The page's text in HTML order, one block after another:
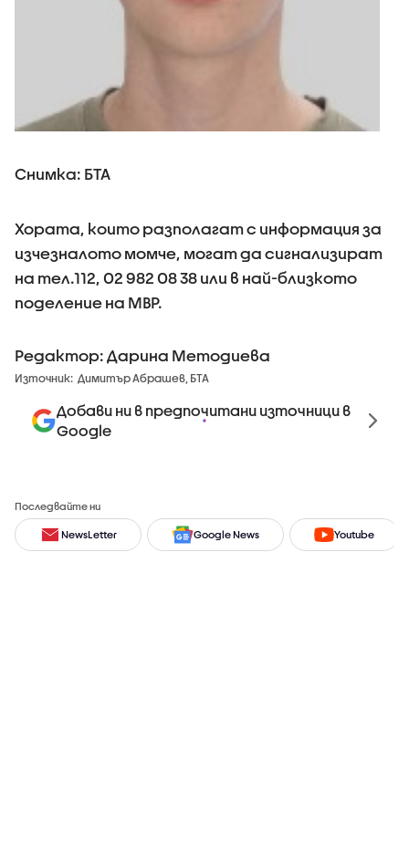
Снимка: БТА
Хората, които разполагат с информация за
изчезналото момче, могат да сигнализират
на тел.112, 02 982 08 38 или в най-близкото
поделение на МВР.
Редактор: Дарина Методиева
Източник: Димитър Абрашев, БТА
Добави ни в предпочитани източници в
Google
Последвайте ни
NewsLetter Google News Youtube